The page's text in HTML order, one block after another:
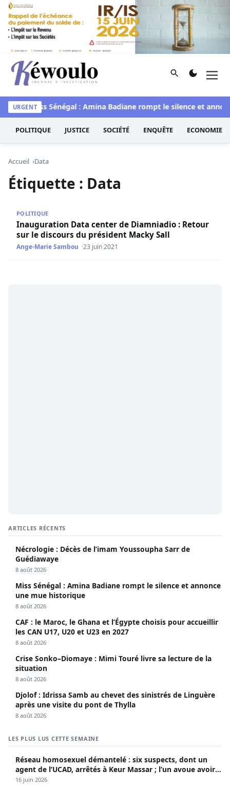
Aller au contenu
Kéwoulo, le premier site d'information et d'investigation
Rechercher
URGENTMiss Sénégal : Amina Badiane rompt le silence et
POLITIQUE JUSTICE SOCIÉTÉ ENQUÊTE ECONOMIE
Accueil Data
Étiquette : Data
POLITIQUE
Inauguration Data center de Diamniadio : Retour
sur le discours du président Macky Sall
Ange-Marie Sambou 23 juin 2021
ARTICLES RÉCENTS
Nécrologie : Décès de l’imam Youssoupha Sarr de
Guédiawaye
8 août 2026
Miss Sénégal : Amina Badiane rompt le silence et annonce
une mue historique
8 août 2026
CAF : le Maroc, le Ghana et l’Égypte choisis pour accueillir
les CAN U17, U20 et U23 en 2027
8 août 2026
Crise Sonko–Diomaye : Mimi Touré livre sa lecture de la
situation
8 août 2026
Djolof : Idrissa Samb au chevet des sinistrés de Linguère
après une visite du pont de Thylla
8 août 2026
LES PLUS LUS CETTE SEMAINE
Réseau homosexuel démantelé : six suspects, dont un
agent de l’UCAD, arrêtés à Keur Massar ; l’un avoue avoir
propagé le VIH depuis 2018
16 juin 2026